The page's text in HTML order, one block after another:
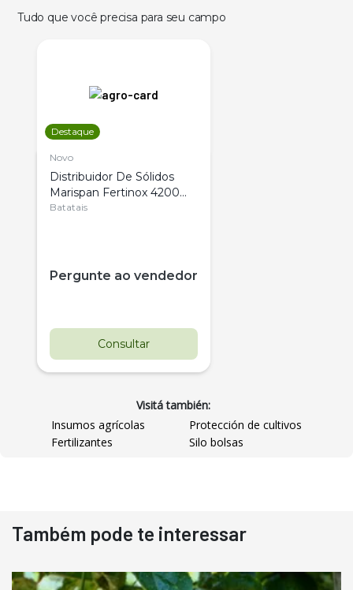
Tudo que você precisa para seu campo
Destaque
Novo
Distribuidor De Sólidos
Marispan Fertinox 4200
Citrus
Batatais
Pergunte ao vendedor
Consultar
Pá Carregadeira Cat 966
Ano 1987
Visitá también:
Insumos agrícolas
Protección de cultivos
Fertilizantes
Silo bolsas
Também pode te interessar